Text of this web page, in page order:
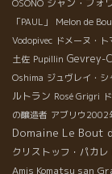
OSONO
「PAUL」
Melon de
Vodopivec ドメーヌ・
土佐 Pupillin Gevrey-
Oshima ジュヴレイ・
ルトラン Rosé Grigri
の醸造者 アブリウ2002
Domaine Le Bout
クリストッフ・パカレ
Amis Komatsu san